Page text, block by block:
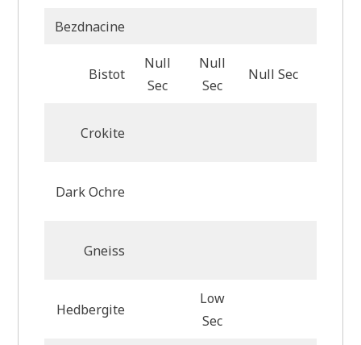
Bezdnacine
Bistot
Null
Sec
Null
Sec
Null Sec
Crokite
Dark Ochre
Gneiss
Hedbergite
Low
Sec